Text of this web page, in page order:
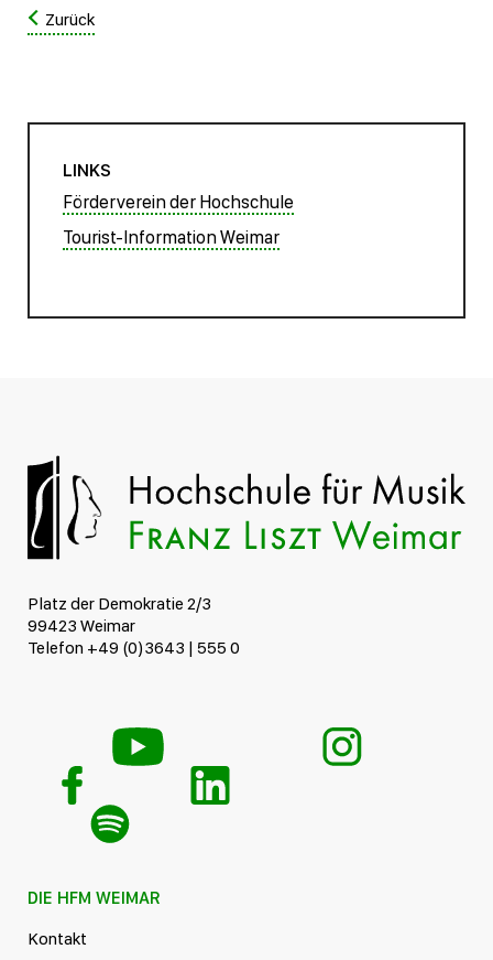
Zurück
LINKS
Förderverein der Hochschule
Tourist-Information Weimar
Platz der Demokratie 2/3
99423 Weimar
Telefon +49 (0)3643 | 555 0
DIE HFM WEIMAR
Kontakt